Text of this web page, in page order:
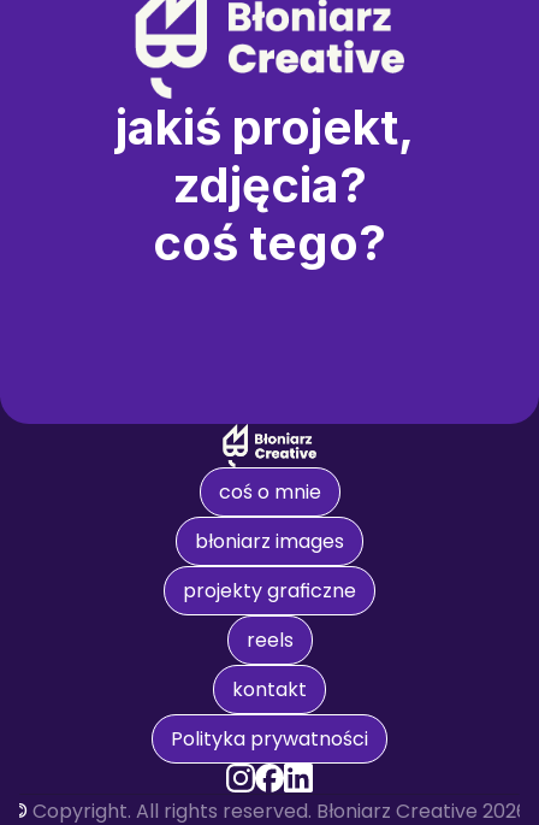
jakiś projekt,
zdjęcia?
coś tego?
coś o mnie
błoniarz images
projekty graficzne
reels
kontakt
Polityka prywatności
© Copyright. All rights reserved. Błoniarz Creative 2026